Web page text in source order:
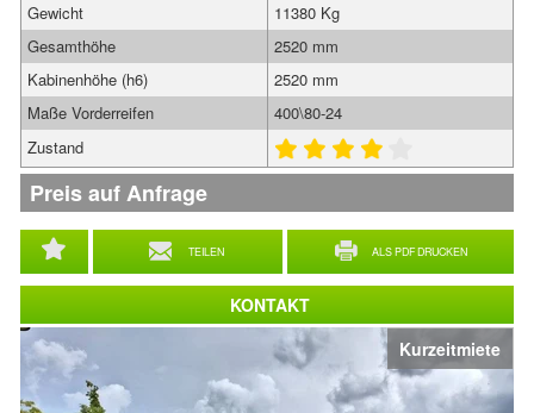
Kurzeitmiete
TEILEN ALS PDF DRUCKEN
Gewicht
11380 Kg
Gesamthöhe
2520 mm
Kabinenhöhe (h6)
2520 mm
Maße Vorderreifen
400\80-24
Zustand
Preis auf Anfrage
KONTAKT